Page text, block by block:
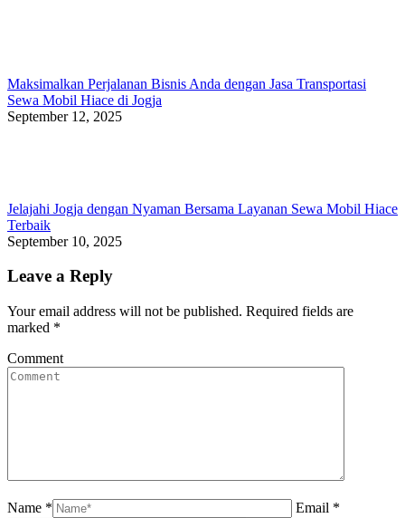
Maksimalkan Perjalanan Bisnis Anda dengan Jasa Transportasi
Sewa Mobil Hiace di Jogja
September 12, 2025
Jelajahi Jogja dengan Nyaman Bersama Layanan Sewa Mobil Hiace
Terbaik
September 10, 2025
Leave a Reply
Your email address will not be published. Required fields are
marked *
Comment
Name *
Email *